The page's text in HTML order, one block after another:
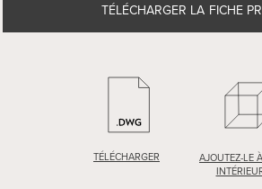
TÉLÉCHARGER LA FICHE
TÉLÉCHARGER
AJOUTEZ-LE